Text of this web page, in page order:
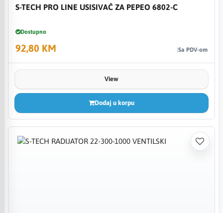
S-TECH PRO LINE USISIVAČ ZA PEPEO 6802-C
Dostupno
92,80 KM Sa PDV-om
View
Dodaj u korpu